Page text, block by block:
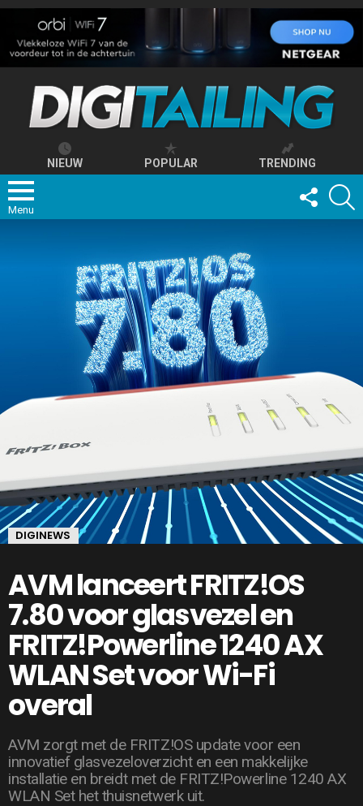
NIEUW POPULAR TRENDING
Menu
FOLLOW
US
DIGINEWS
AVM lanceert FRITZ!OS
7.80 voor glasvezel en
FRITZ!Powerline 1240 AX
WLAN Set voor Wi-Fi
overal
AVM zorgt met de FRITZ!OS update voor een
innovatief glasvezeloverzicht en een makkelijke
installatie en breidt met de FRITZ!Powerline 1240 AX
WLAN Set het thuisnetwerk uit.